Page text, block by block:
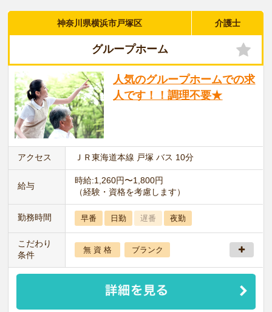
神奈川県横浜市戸塚区 介護士
グループホーム
人気のグループホームでの求
人です！！調理不要★
アクセス ＪＲ東海道本線 戸塚 バス 10分
給与
時給:1,260円〜1,800円
（経験・資格を考慮します）
勤務時間 早番 日勤 遅番 夜勤
こだわり
条件
無 資 格 ブランク